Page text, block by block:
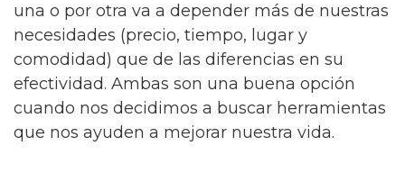
una o por otra va a depender más de nuestras
necesidades (precio, tiempo, lugar y
comodidad) que de las diferencias en su
efectividad. Ambas son una buena opción
cuando nos decidimos a buscar herramientas
que nos ayuden a mejorar nuestra vida.